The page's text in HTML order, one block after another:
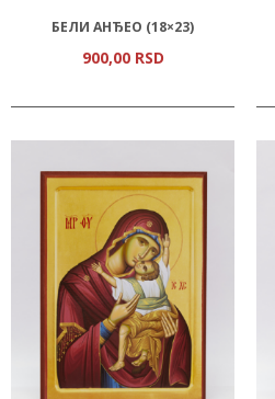
БЕЛИ АНЂЕО (18×23)
900,00 RSD